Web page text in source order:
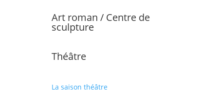
Art roman / Centre de
sculpture
Théâtre
La saison théâtre